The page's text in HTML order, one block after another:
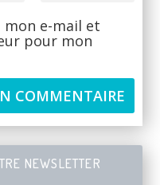
e-mail et
pour mon
NEWSLETTER